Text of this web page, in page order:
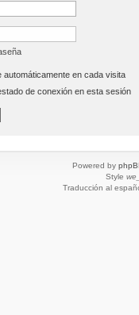
automáticamente en cada visita
de conexión en esta sesión
Powered by
Style
Traducción al